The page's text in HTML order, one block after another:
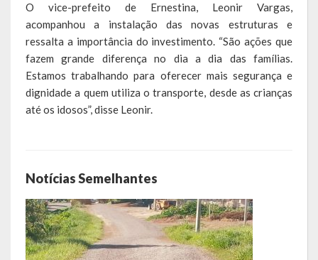
Serviços Oferecidos pela Secretaria de Saúde
Serviços Urbanos
Legislação
ATOS NORMATIVOS
LEIS COMPLEMENTARES
DECRETOS
Publicações
O vice-prefeito de Ernestina, Leonir Vargas,
acompanhou a instalação das novas estruturas e
ressalta a importância do investimento. “São ações que
fazem grande diferença no dia a dia das famílias.
Estamos trabalhando para oferecer mais segurança e
dignidade a quem utiliza o transporte, desde as crianças
até os idosos”, disse Leonir.
Notícias Semelhantes